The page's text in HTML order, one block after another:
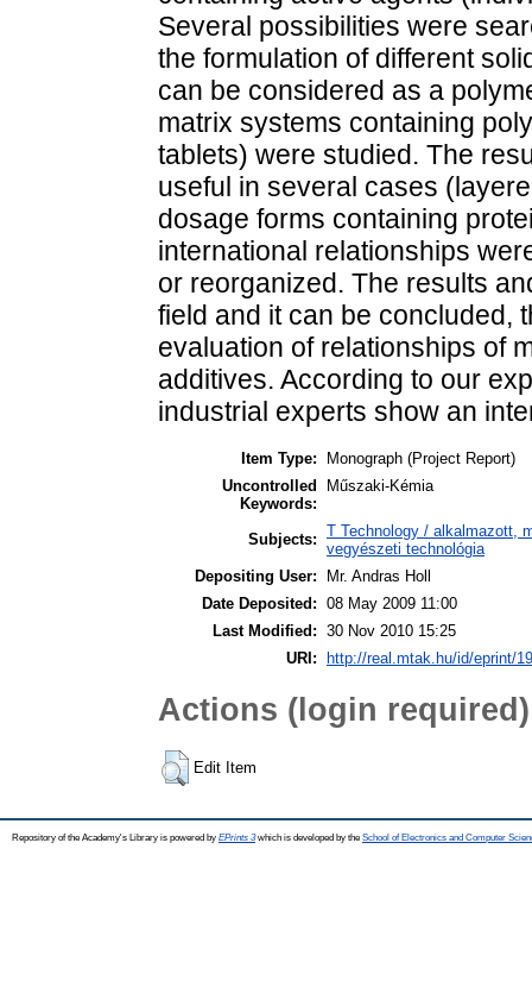
Several possibilities were
the formulation of different
can be considered as a
matrix systems containing
tablets) were studied. The
useful in several cases
dosage forms containing
international relationships
or reorganized. The results
field and it can be concluded,
evaluation of relationships of
additives. According to our
industrial experts show an
Item Type:
Monograph (Project Report)
Uncontrolled
Keywords:
Műszaki-Kémia
Subjects: T Technology / alkalmazott,
vegyészeti technológia
Depositing User:
Mr. Andras Holl
Date Deposited: 08 May 2009 11:00
Last Modified: 30 Nov 2010 15:25
URI: http://real.mtak.hu/id/eprint/
Actions (login required)
Edit Item
Repository of the Academy's Library is powered by EPrints 3which is developed by the School of Electronics and Computer